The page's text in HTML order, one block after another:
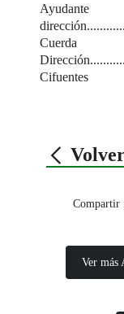
Cuerda
Cifuentes
Compartir
Ver más